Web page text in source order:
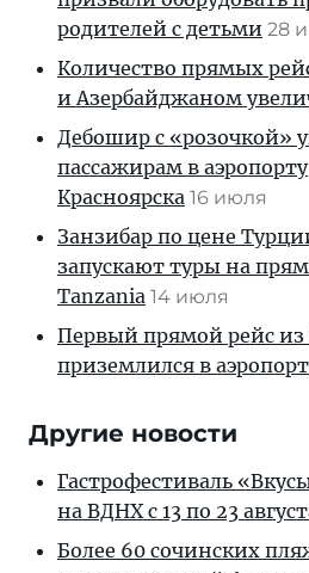
родителей с детьми 28
Количество прямых
и Азербайджаном
Дебошир с «розочкой»
пассажирам в аэропорту
Красноярска 16 июля
Занзибар по цене
запускают туры на
Tanzania 14 июля
Первый прямой рейс
приземлился в
Другие новости
Гастрофестиваль
на ВДНХ с 13 по 23
Более 60 сочинских